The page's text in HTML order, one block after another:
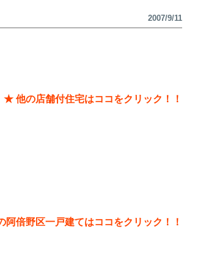
2007/9/11
★ 他の店舗付住宅はココをクリック！！
倍野区一戸建てはココをクリック！！